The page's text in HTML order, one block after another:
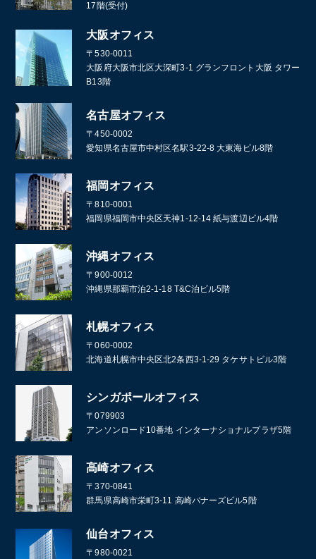
17階(受付)
大阪オフィス
〒530-0011
大阪府大阪市北区大深町3-1 グランフロント大阪 タワー
B13階
名古屋オフィス
〒450-0002
愛知県名古屋市中村区名駅3-22-8 大東海ビル8階
福岡オフィス
〒810-0001
福岡県福岡市中央区天神1-12-14 紙与渡辺ビル4階
沖縄オフィス
〒900-0012
沖縄県那覇市泊2-1-18 T&C泊ビル5階
札幌オフィス
〒060-0002
北海道札幌市中央区北2条西3-1-29 タケサトビル3階
シンガポールオフィス
〒079903
アンソンロード10番地 インターナショナルプラザ5階
高崎オフィス
〒370-0841
群馬県高崎市栄町3-11 高崎バナーズビル5階
仙台オフィス
〒980-0021